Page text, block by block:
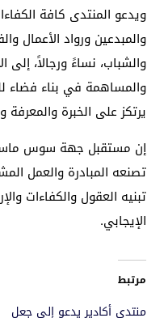
ويدعو المنتدى كافة
والمبدعين ورواد الأعمال
والشباب، نساءً ورجالاً، إلى
والمساهمة في بناء فضاء
يرتكز على الخبرة والمعرفة
إن مستقبل جهة سوس ماسة
تصنعه المبادرة والعمل
تبنيه العقول والكفاءات
الإيجابي.
مرتبط
منتدى أكادير يدعو إلى جعل